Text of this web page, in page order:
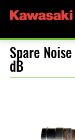
Spare
dB